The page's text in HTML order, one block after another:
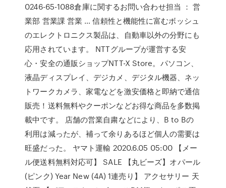
0246-65-1088倉庫に関するお問い合わせ担当 ： 営
業部 営業課 営業 … 信頼性と機能性に富むボッシュ
のエレクトロニクス製品は、自動車以外の分野にも
応用されています。 NTTグループが運営する安
心・安全の通販ショップNTT-X Store。パソコン、
液晶ディスプレイ、デジカメ、デジタル機器、ネッ
トワークカメラ、家電などを激安価格と即納で通信
販売！送料無料やクーポンなどお得な商品を多数掲
載中です。 店舗の営業自粛などにより、B to Bの
利用は減ったが、補って余りあるほど個人の需要は
旺盛だった。 ヤマト運輸 2020.6.05 05:00 【メー
ル便送料無料対応可】 SALE 【丸ビーズ】オパール
(ピンク) Year New (4A) 1連売り】 アクセサリー 天